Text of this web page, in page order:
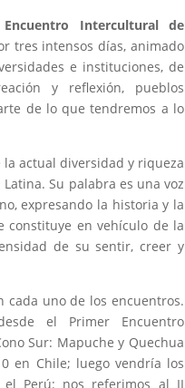
Intercultural de
tres intensos días, animado
e instituciones, de
y reflexión, pueblos
de lo que tendremos a lo
actual diversidad y riqueza
Su palabra es una voz
expresando la historia y la
constituye en vehículo de la
de su sentir, creer y
cada uno de los encuentros.
el Primer Encuentro
Sur: Mapuche y Quechua
en Chile; luego vendría los
Perú: nos referimos al II